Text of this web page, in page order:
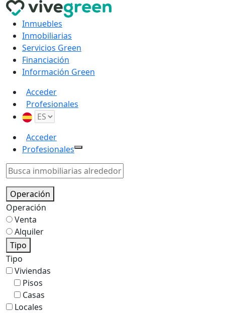
Inmuebles
Inmobiliarias
Servicios Green
Financiación
Información Green
Acceder
Profesionales
Acceder
Profesionales
Operación
Operación
Venta
Alquiler
Tipo
Tipo
Viviendas
Pisos
Casas
Locales